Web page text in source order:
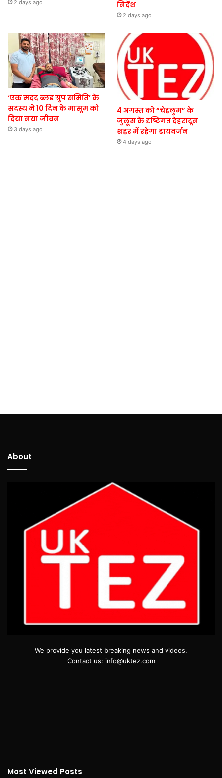
2 days ago निर्देश
2 days ago
‘एक मदद ब्लड ग्रुप समिति’ के
सदस्य ने 10 दिन के मासूम को
दिया नया जीवन
3 days ago
4 अगस्त को “चेहलुम” के
जुलूस के दृष्टिगत देहरादून
शहर में रहेगा डायवर्जन
4 days ago
About
We provide you latest breaking news and videos.
Contact us: info@uktez.com
Most Viewed Posts